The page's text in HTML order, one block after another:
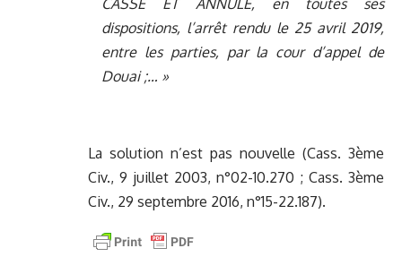
CASSE ET ANNULE, en toutes ses
dispositions, l’arrêt rendu le 25 avril 2019,
entre les parties, par la cour d’appel de
Douai ;… »
La solution n’est pas nouvelle (Cass. 3ème
Civ., 9 juillet 2003, n°02-10.270 ; Cass. 3ème
Civ., 29 septembre 2016, n°15-22.187).